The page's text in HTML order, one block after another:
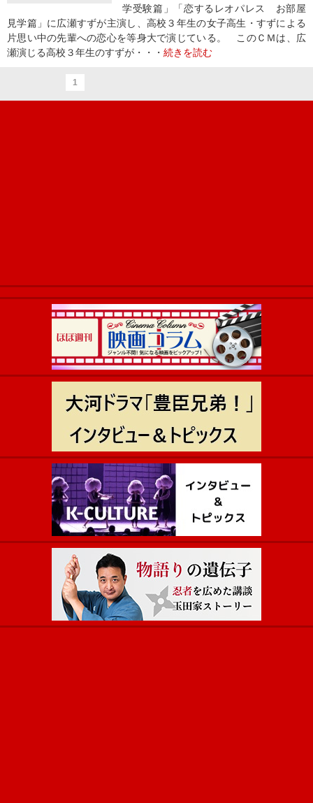
学受験篇」「恋するレオパレス お部屋
見学篇」に広瀬すずが主演し、高校３年生の女子高生・すずによる
片思い中の先輩への恋心を等身大で演じている。 このＣＭは、広
瀬演じる高校３年生のすずが・・・ 続きを読む
1